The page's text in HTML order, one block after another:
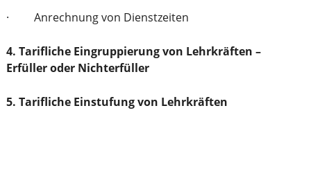
· Anrechnung von Dienstzeiten
4. Tarifliche Eingruppierung von Lehrkräften –
Erfüller oder Nichterfüller
5. Tarifliche Einstufung von Lehrkräften